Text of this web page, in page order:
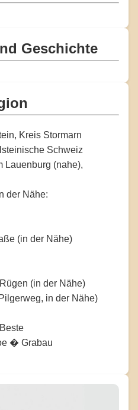
Geschichte
Kreis Stormarn
Schweiz
Lauenburg (nahe),
der Nähe:
(in der Nähe)
(in der Nähe)
in der Nähe)
� Grabau